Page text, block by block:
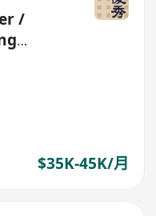
/
$35K-45K/月